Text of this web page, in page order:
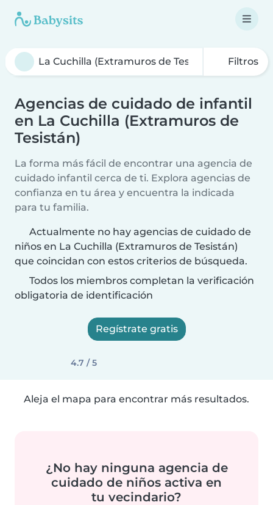
Filtros
Agencias de cuidado de infantil
en La Cuchilla (Extramuros de
Tesistán)
La forma más fácil de encontrar una agencia de
cuidado infantil cerca de ti. Explora agencias de
confianza en tu área y encuentra la indicada
para tu familia.
Actualmente no hay agencias de cuidado de
niños en La Cuchilla (Extramuros de Tesistán)
que coincidan con estos criterios de búsqueda.
Todos los miembros completan la verificación
obligatoria de identificación
Regístrate gratis
4.7 / 5
Aleja el mapa para encontrar más resultados.
¿No hay ninguna agencia de
cuidado de niños activa en
tu vecindario?